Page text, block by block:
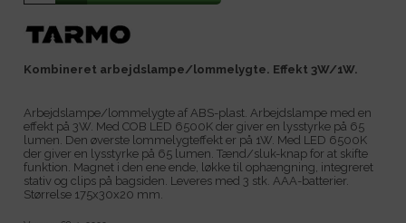
Kombineret arbejdslampe/lommelygte. Effekt 3W/1W.
Arbejdslampe/lommelygte af ABS-plast. Arbejdslampe med en
effekt på 3W. Med COB LED 6500K der giver en lysstyrke på 65
lumen. Den øverste lommelygteffekt er på 1W. Med LED 6500K
der giver en lysstyrke på 65 lumen. Tænd/sluk-knap for at skifte
funktion. Magnet i den ene ende, løkke til ophængning, integreret
stativ og clips på bagsiden. Leveres med 3 stk. AAA-batterier.
Størrelse 175x30x20 mm.